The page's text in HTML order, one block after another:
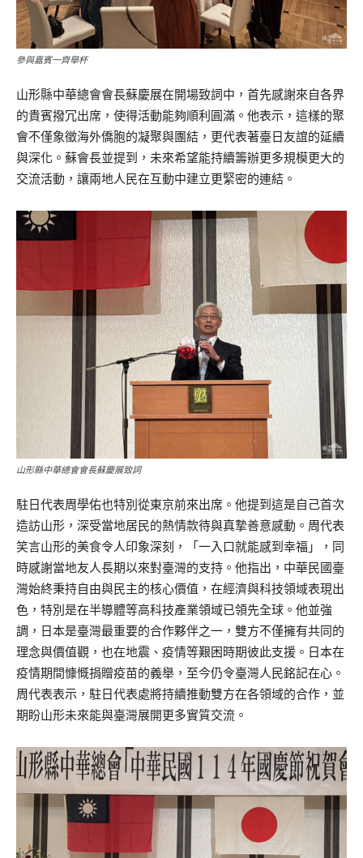
參與嘉賓一齊舉杯
山形縣中華總會會長蘇慶展在開場致詞中，首先感謝來自各界
的貴賓撥冗出席，使得活動能夠順利圓滿。他表示，這樣的聚
會不僅象徵海外僑胞的凝聚與團結，更代表著臺日友誼的延續
與深化。蘇會長並提到，未來希望能持續籌辦更多規模更大的
交流活動，讓兩地人民在互動中建立更緊密的連結。
山形縣中華總會會長蘇慶展致詞
駐日代表周學佑也特別從東京前來出席。他提到這是自己首次
造訪山形，深受當地居民的熱情款待與真摯善意感動。周代表
笑言山形的美食令人印象深刻，「一入口就能感到幸福」，同
時感謝當地友人長期以來對臺灣的支持。他指出，中華民國臺
灣始終秉持自由與民主的核心價值，在經濟與科技領域表現出
色，特別是在半導體等高科技產業領域已領先全球。他並強
調，日本是臺灣最重要的合作夥伴之一，雙方不僅擁有共同的
理念與價值觀，也在地震、疫情等艱困時期彼此支援。日本在
疫情期間慷慨捐贈疫苗的義舉，至今仍令臺灣人民銘記在心。
周代表表示，駐日代表處將持續推動雙方在各領域的合作，並
期盼山形未來能與臺灣展開更多實質交流。